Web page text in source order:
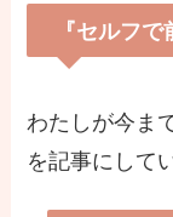
『セルフ
わたしが今ま
を記事にして